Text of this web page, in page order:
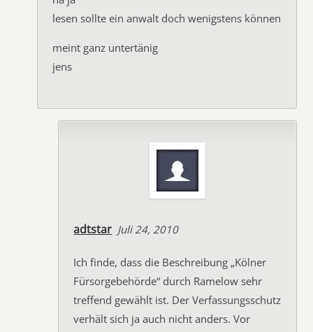
lesen sollte ein anwalt doch wenigstens können
meint ganz untertänig
jens
adtstar Juli 24, 2010
Ich finde, dass die Beschreibung „Kölner
Fürsorgebehörde“ durch Ramelow sehr
treffend gewählt ist. Der Verfassungsschutz
verhält sich ja auch nicht anders. Vor